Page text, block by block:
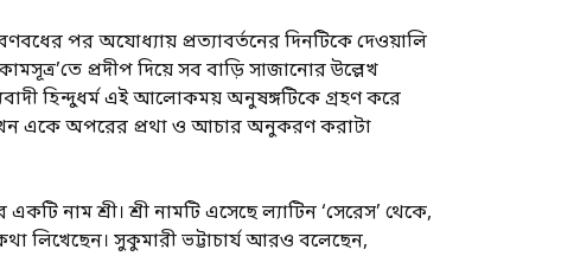
পর অযোধ্যায় প্রত্যাবর্তনের দিনটিকে দেওয়ালি
প্রদীপ দিয়ে সব বাড়ি সাজানোর উল্লেখ
হিন্দুধর্ম এই আলোকময় অনুষঙ্গটিকে গ্রহণ করে
যখন একে অপরের প্রথা ও আচার অনুকরণ করাটা
নাম শ্রী। শ্রী নামটি এসেছে ল্যাটিন ‘সেরেস’ থেকে,
কথা লিখেছেন। সুকুমারী ভট্টাচার্য আরও বলেছেন,